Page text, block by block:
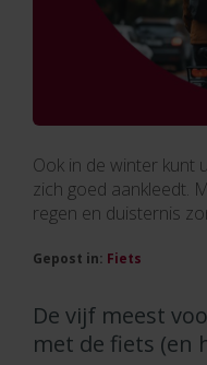
Ook in de winter kunt
zich goed aankleedt.
regen en duisternis
Gepost in: Fiets
De vijf meest
met de fiets (en